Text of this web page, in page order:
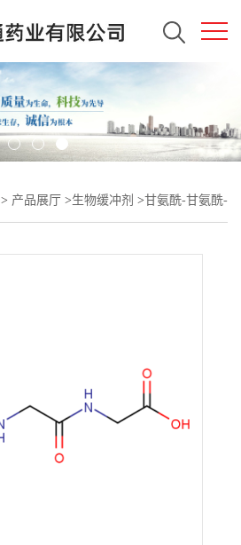
> 产品展厅 >生物缓冲剂 >甘氨酰-甘氨酰-